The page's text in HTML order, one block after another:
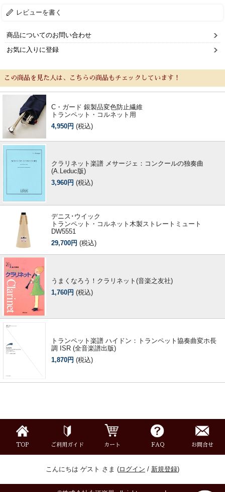
レビューを書く
商品についてのお問い合わせ
お気に入りに登録
この商品を見た人は、こちらの商品もチェックしています！
C・ガード 銀製品変色防止繊維
トランペット・コルネット用
4,950円 (税込)
クラリネット楽譜 メサージェ：コンクールの独奏曲
(A.Leduc版)
3,960円 (税込)
デニス･ウイック
トランペット・コルネット木製ストレートミュート
DW5551
29,700円 (税込)
うまくなろう！クラリネット(音楽之友社)
1,760円 (税込)
トランペット楽譜 ハイドン：トランペット協奏曲変ホ長
調 ISR (全音楽譜出版)
1,870円 (税込)
TOP ご利用ガイド カート FAQ お問合せ
こんにちは ゲスト さま (ログイン / 新規登録)